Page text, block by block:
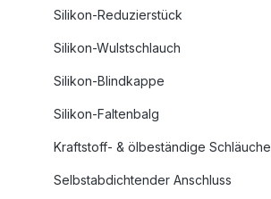
Silikon-Reduzierstück
Silikon-Wulstschlauch
Silikon-Blindkappe
Silikon-Faltenbalg
Kraftstoff- & ölbeständige Schläuche
Selbstabdichtender Anschluss